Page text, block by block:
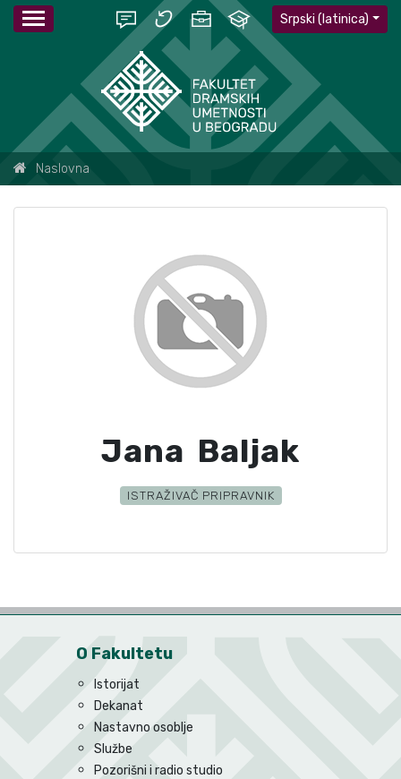
Srpski (latinica)
Naslovna
Jana Baljak
ISTRAŽIVAČ PRIPRAVNIK
O Fakultetu
Istorijat
Dekanat
Nastavno osoblje
Službe
Pozorišni i radio studio